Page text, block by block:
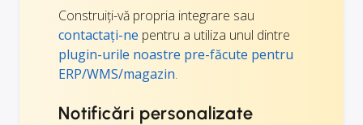
Construiți-vă propria integrare sau
contactați-ne pentru a utiliza unul dintre
plugin-urile noastre pre-făcute pentru
ERP/WMS/magazin.
Notificări personalizate